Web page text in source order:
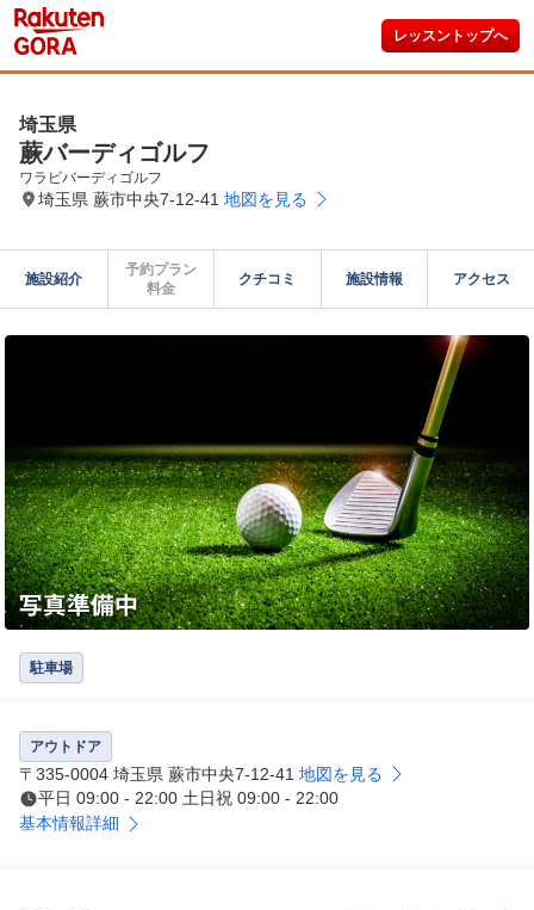
レッスントップへ
埼玉県
蕨バーディゴルフ
ワラビバーディゴルフ
埼玉県 蕨市中央7-12-41 地図を見る
施設紹介
予約プラン
料金
クチコミ 施設情報 アクセス
駐車場
アウトドア
〒335-0004 埼玉県 蕨市中央7-12-41 地図を見る
平日 09:00 - 22:00 土日祝 09:00 - 22:00
基本情報詳細